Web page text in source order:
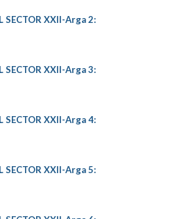
SECTOR XXII-Arga 2:
SECTOR XXII-Arga 3:
SECTOR XXII-Arga 4:
SECTOR XXII-Arga 5: